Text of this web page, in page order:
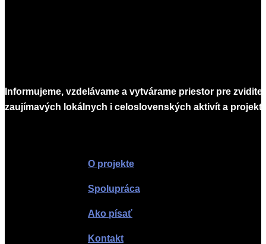
Informujeme, vzdelávame a vytvárame priestor pre
zaujímavých lokálnych i celoslovenských aktivít a
O projekte
Spolupráca
Ako písať
Kontakt